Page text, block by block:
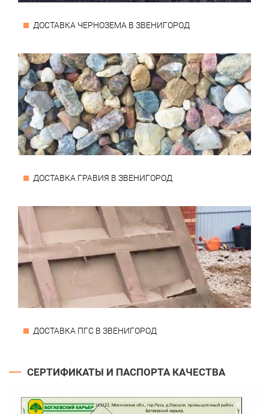
ДОСТАВКА ЧЕРНОЗЕМА В ЗВЕНИГОРОД
ДОСТАВКА ГРАВИЯ В ЗВЕНИГОРОД
ДОСТАВКА ПГС В ЗВЕНИГОРОД
СЕРТИФИКАТЫ И ПАСПОРТА КАЧЕСТВА